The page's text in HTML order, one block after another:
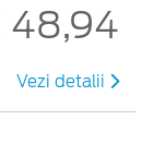
48,94
Vezi detalii